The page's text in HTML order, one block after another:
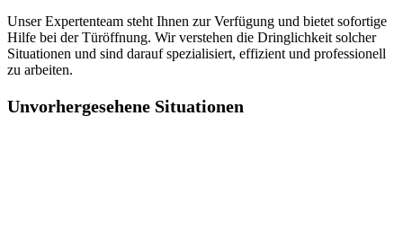
Unser Expertenteam steht Ihnen zur Verfügung und bietet sofortige
Hilfe bei der Türöffnung.​ Wir verstehen die Dringlichkeit solcher
Situationen und sind darauf spezialisiert, effizient und professionell
zu arbeiten.​
Unvorhergesehene Situationen